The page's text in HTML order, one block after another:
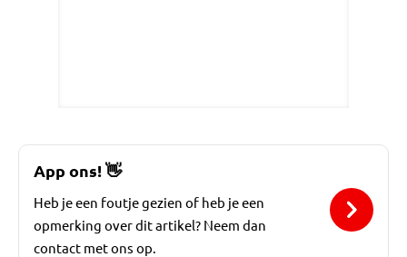
App ons!👋
Heb je een foutje gezien of heb je een
opmerking over dit artikel? Neem dan
contact met ons op.